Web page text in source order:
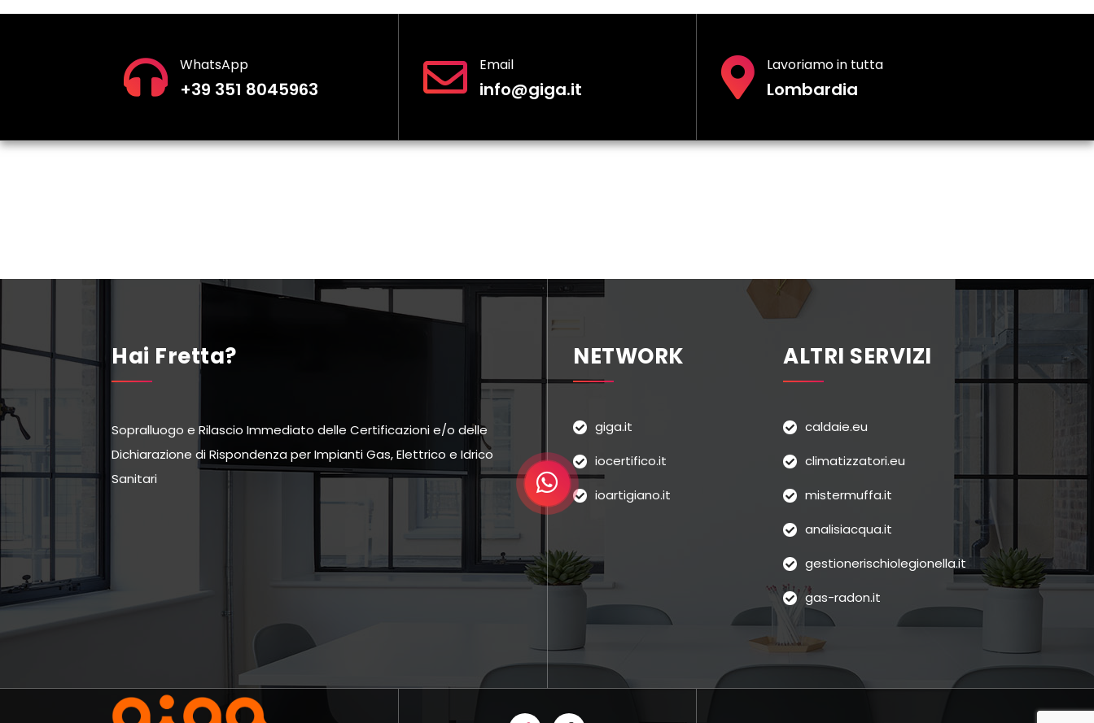
WhatsApp
+39 351 8045963
Email
info@giga.it
Lavoriamo in tutta
Lombardia
Hai Fretta?
Sopralluogo e Rilascio Immediato delle Certificazioni e/o delle
Dichiarazione di Rispondenza per Impianti Gas, Elettrico e Idrico
Sanitari
NETWORK
giga.it
iocertifico.it
ioartigiano.it
ALTRI SERVIZI
caldaie.eu
climatizzatori.eu
mistermuffa.it
analisiacqua.it
gestionerischiolegionella.it
gas-radon.it